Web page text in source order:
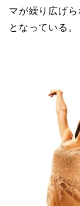
マが繰り広げ
となっている。